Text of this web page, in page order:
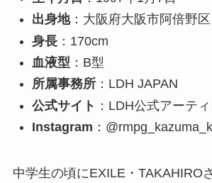
出身地：大阪府大阪市阿倍野区
身長：170cm
血液型 ：B型
所属事務所：LDH JAPAN
公式サイト ：LDH公式アーテ
Instagram ：
中学生の頃にEXILE・TAKAHIRO